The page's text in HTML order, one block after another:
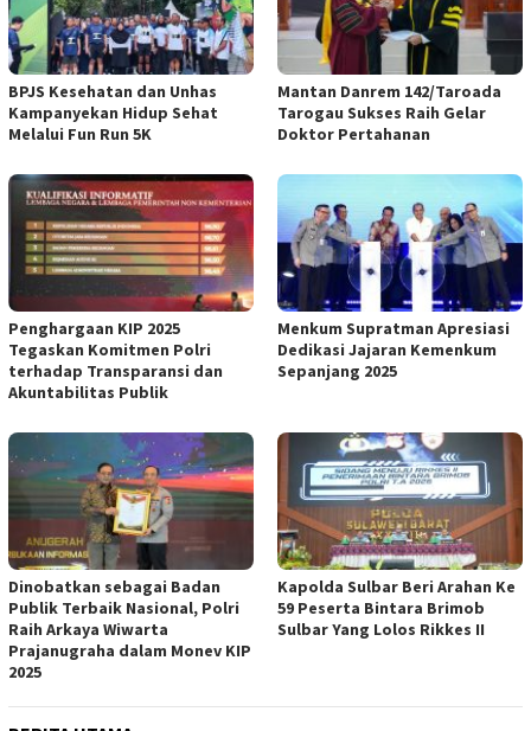
BPJS Kesehatan dan Unhas
Kampanyekan Hidup Sehat
Melalui Fun Run 5K
Mantan Danrem 142/Taroada
Tarogau Sukses Raih Gelar
Doktor Pertahanan
Penghargaan KIP 2025
Tegaskan Komitmen Polri
terhadap Transparansi dan
Akuntabilitas Publik
Menkum Supratman Apresiasi
Dedikasi Jajaran Kemenkum
Sepanjang 2025
Dinobatkan sebagai Badan
Publik Terbaik Nasional, Polri
Raih Arkaya Wiwarta
Prajanugraha dalam Monev KIP
2025
Kapolda Sulbar Beri Arahan Ke
59 Peserta Bintara Brimob
Sulbar Yang Lolos Rikkes II